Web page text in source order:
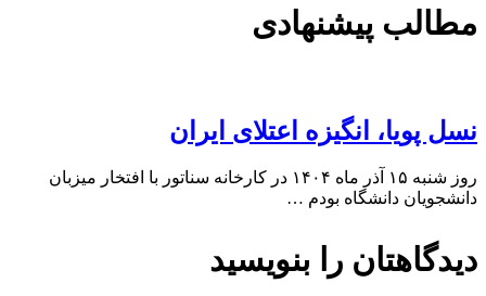
مطالب پیشنهادی
نسل پویا، انگیزه اعتلای ایران
روز شنبه ۱۵ آذر ماه ۱۴۰۴ در کارخانه سناتور با افتخار میزبان
دانشجویان دانشگاه بودم …
دیدگاهتان را بنویسید